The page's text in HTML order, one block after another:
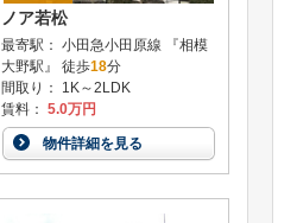
ノア若松
最寄駅： 小田急小田原線 『相模
大野駅』 徒歩18分
間取り： 1K～2LDK
賃料： 5.0万円
物件詳細を見る